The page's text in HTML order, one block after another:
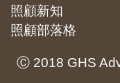
照顧新知
照顧部落格
Ⓒ 2018 GHS